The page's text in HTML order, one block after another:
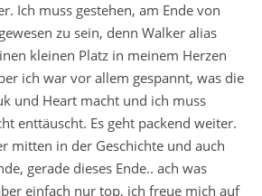
Ich muss gestehen, am Ende von
zu sein, denn Walker alias
kleinen Platz in meinem Herzen
ich war vor allem gespannt, was die
und Heart macht und ich muss
enttäuscht. Es geht packend weiter.
mitten in der Geschichte und auch
gerade dieses Ende.. ach was
einfach nur top, ich freue mich auf